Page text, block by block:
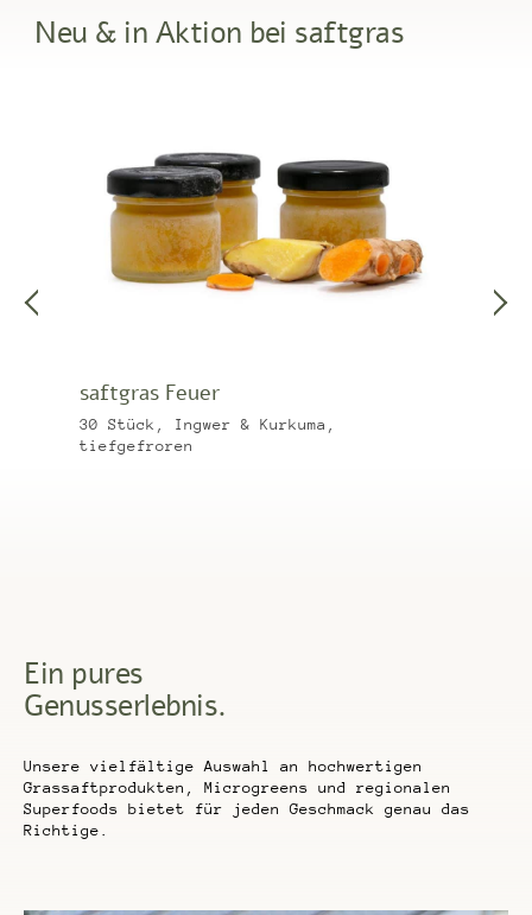
Neu & in Aktion bei saftgras
saftgras Feuer
30 Stück, Ingwer & Kurkuma,
tiefgefroren
Ein pures
Genusserlebnis.
Unsere vielfältige Auswahl an hochwertigen
Grassaftprodukten, Microgreens und regionalen
Superfoods bietet für jeden Geschmack genau das
Richtige.